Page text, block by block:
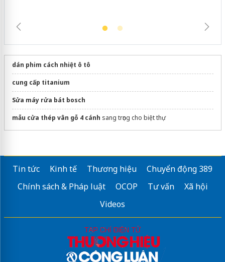
dán phim cách nhiệt ô tô
cung cấp titanium
Sửa máy rửa bát bosch
mẫu cửa thép vân gỗ 4 cánh sang trọng cho biệt thự
Tin tức Kinh tế Thương hiệu
Chuyển động 389
Chính sách & Pháp luật
OCOP Tư vấn
Xã hội
Videos